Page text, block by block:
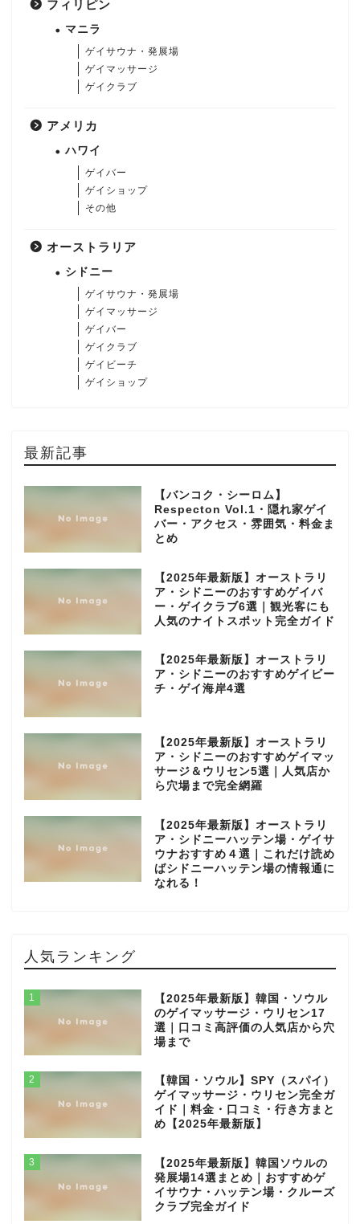
フィリピン
マニラ
ゲイサウナ・発展場
ゲイマッサージ
ゲイクラブ
アメリカ
ハワイ
ゲイバー
ゲイショップ
その他
オーストラリア
シドニー
ゲイサウナ・発展場
ゲイマッサージ
ゲイバー
ゲイクラブ
ゲイビーチ
ゲイショップ
最新記事
【バンコク・シーロム】
Respecton Vol.1・隠れ家ゲイ
バー・アクセス・雰囲気・料金ま
とめ
【2025年最新版】オーストラリ
ア・シドニーのおすすめゲイバ
ー・ゲイクラブ6選｜観光客にも
人気のナイトスポット完全ガイド
【2025年最新版】オーストラリ
ア・シドニーのおすすめゲイビー
チ・ゲイ海岸4選
【2025年最新版】オーストラリ
ア・シドニーのおすすめゲイマッ
サージ＆ウリセン5選｜人気店か
ら穴場まで完全網羅
【2025年最新版】オーストラリ
ア・シドニーハッテン場・ゲイサ
ウナおすすめ４選｜これだけ読め
ばシドニーハッテン場の情報通に
なれる！
人気ランキング
1
【2025年最新版】韓国・ソウル
のゲイマッサージ・ウリセン17
選｜口コミ高評価の人気店から穴
場まで
2
【韓国・ソウル】SPY（スパイ）
ゲイマッサージ・ウリセン完全ガ
イド｜料金・口コミ・行き方まと
め【2025年最新版】
3
【2025年最新版】韓国ソウルの
発展場14選まとめ｜おすすめゲ
イサウナ・ハッテン場・クルーズ
クラブ完全ガイド